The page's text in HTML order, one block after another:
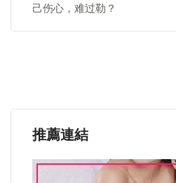
己伤心，难过勒？
推薦連結